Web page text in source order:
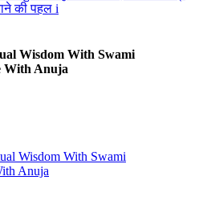
Wisdom With Swami
With Anuja